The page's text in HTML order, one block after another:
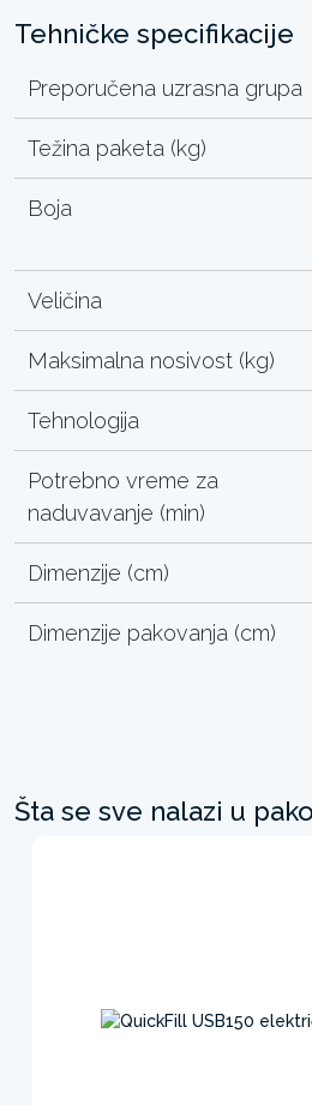
Tehničke specifikacije
Preporučena uzrasna grupa
Težina paketa (kg)
Boja
Veličina
Maksimalna nosivost (kg)
Tehnologija
Potrebno vreme za
naduvavanje (min)
Dimenzije (cm)
Dimenzije pakovanja (cm)
Šta se sve nalazi u